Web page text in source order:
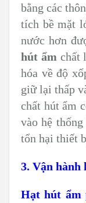
bằng các
tích bề mặt
nước hơn
hút ẩm chất
hóa về độ
giữ lại thấp
chất hút ẩm
vào hệ
tổn hại thiết
3. Vận hành
Hạt hút ẩm